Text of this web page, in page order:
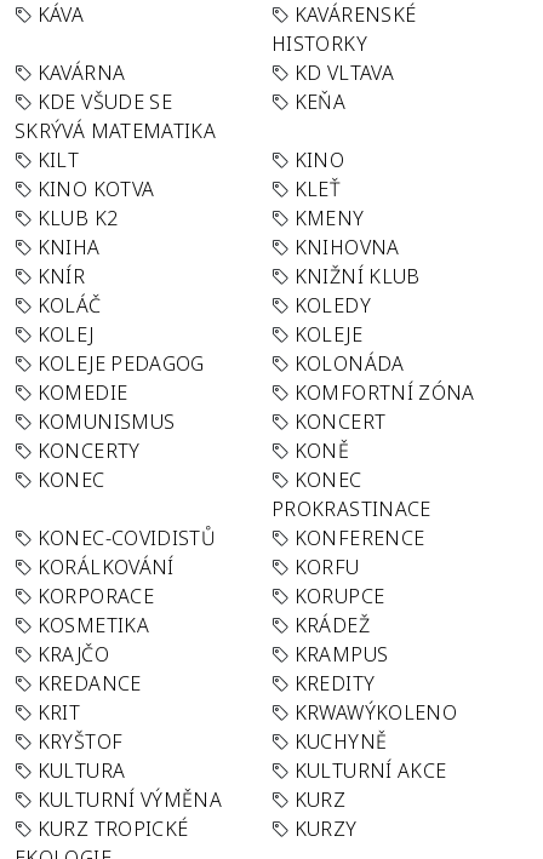
KÁVA
KAVÁRENSKÉ
HISTORKY
KAVÁRNA
KD VLTAVA
KDE VŠUDE SE
SKRÝVÁ MATEMATIKA
KEŇA
KILT
KINO
KINO KOTVA
KLEŤ
KLUB K2
KMENY
KNIHA
KNIHOVNA
KNÍR
KNIŽNÍ KLUB
KOLÁČ
KOLEDY
KOLEJ
KOLEJE
KOLEJE PEDAGOG
KOLONÁDA
KOMEDIE
KOMFORTNÍ ZÓNA
KOMUNISMUS
KONCERT
KONCERTY
KONĚ
KONEC
KONEC
PROKRASTINACE
KONEC-COVIDISTŮ
KONFERENCE
KORÁLKOVÁNÍ
KORFU
KORPORACE
KORUPCE
KOSMETIKA
KRÁDEŽ
KRAJČO
KRAMPUS
KREDANCE
KREDITY
KRIT
KRWAWÝKOLENO
KRYŠTOF
KUCHYNĚ
KULTURA
KULTURNÍ AKCE
KULTURNÍ VÝMĚNA
KURZ
KURZ TROPICKÉ
KURZY